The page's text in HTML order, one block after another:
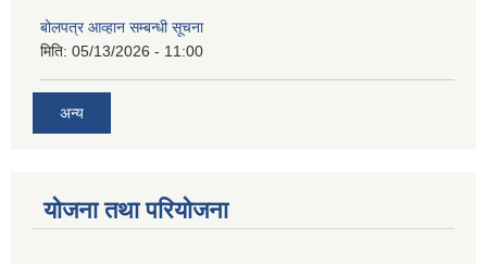
बोलपत्र आव्हान सम्बन्धी सूचना
मिति: 05/13/2026 - 11:00
अन्य
योजना तथा परियोजना